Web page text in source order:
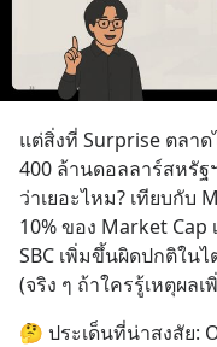
แต่สิ่งที่ Surprise ตลา
400 ล้านดอลลาร์สหรัฐ
ว่าเยอะไหม? เทียบกั
10% ของ Market
SBC เพิ่มขึ้นผิดปกติใน
(จริง ๆ ถ้าใครรู้เหตุผล
🤔 ประเด็นที่น่าสงสัย: